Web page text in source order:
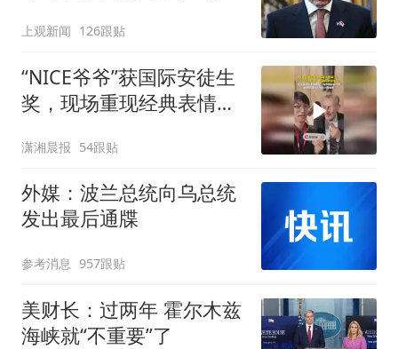
上观新闻 126跟贴
“NICE爷爷”获国际安徒生
奖，现场重现经典表情
潇湘晨报 54跟贴
外媒：波兰总统向乌总统
发出最后通牒
参考消息 957跟贴
美财长：过两年 霍尔木兹
海峡就“不重要”了